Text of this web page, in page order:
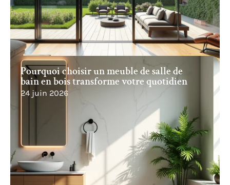
Pourquoi choisir un meuble de salle de
bain en bois transforme votre quotidien
24 juin 2026